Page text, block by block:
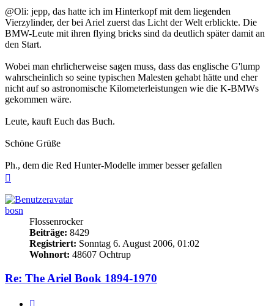
@Oli: jepp, das hatte ich im Hinterkopf mit dem liegenden
Vierzylinder, der bei Ariel zuerst das Licht der Welt erblickte. Die
BMW-Leute mit ihren flying bricks sind da deutlich später damit an
den Start.
Wobei man ehrlicherweise sagen muss, dass das englische G'lump
wahrscheinlich so seine typischen Malesten gehabt hätte und eher
nicht auf so astronomische Kilometerleistungen wie die K-BMWs
gekommen wäre.
Leute, kauft Euch das Buch.
Schöne Grüße
Ph., dem die Red Hunter-Modelle immer besser gefallen
bosn
Flossenrocker
Beiträge: 8429
Registriert: Sonntag 6. August 2006, 01:02
Wohnort: 48607 Ochtrup
Re: The Ariel Book 1894-1970